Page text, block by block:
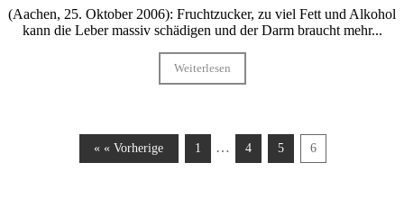
(Aachen, 25. Oktober 2006): Fruchtzucker, zu viel Fett und Alkohol
kann die Leber massiv schädigen und der Darm braucht mehr...
Weiterlesen
« « Vorherige 1 … 4 5 6